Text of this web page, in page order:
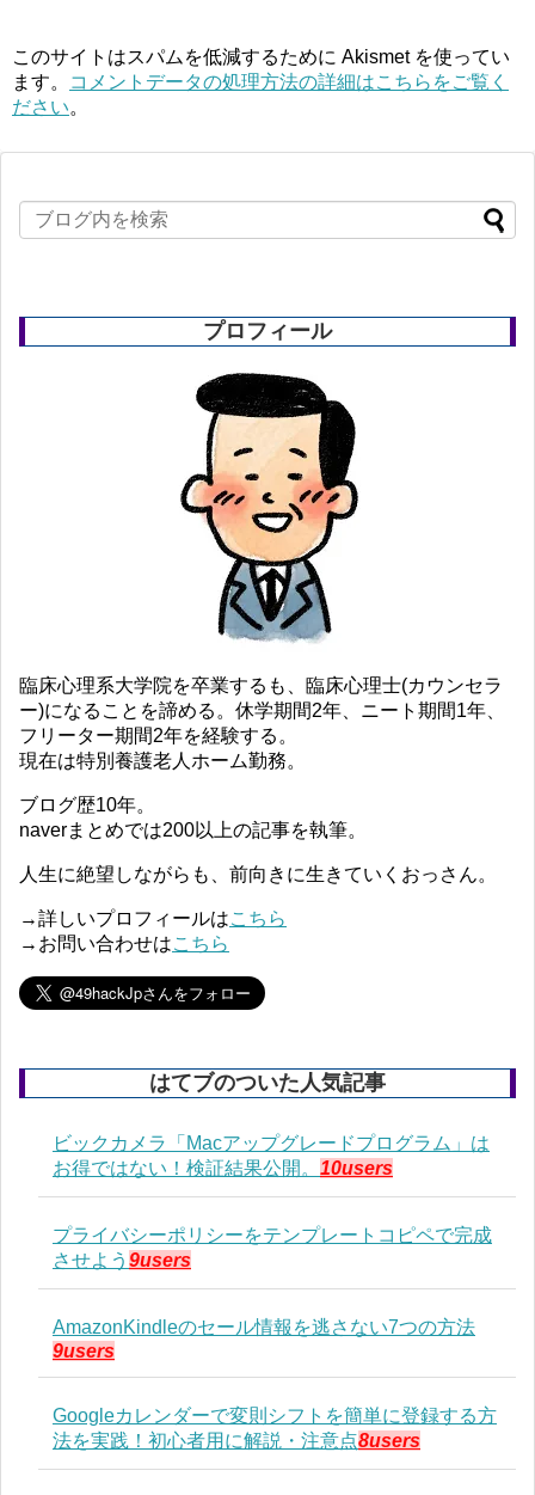
このサイトはスパムを低減するために Akismet を使ってい
ます。
コメントデータの処理方法の詳細はこちらをご覧く
ださい。
プロフィール
臨床心理系大学院を卒業するも、臨床心理士(カウンセラ
ー)になることを諦める。休学期間2年、ニート期間1年、
フリーター期間2年を経験する。
現在は特別養護老人ホーム勤務。
ブログ歴10年。
naverまとめでは200以上の記事を執筆。
人生に絶望しながらも、前向きに生きていくおっさん。
→詳しいプロフィールはこちら
→お問い合わせはこちら
はてブのついた人気記事
ビックカメラ「Macアップグレードプログラム」は
お得ではない！検証結果公開。 10users
プライバシーポリシーをテンプレートコピペで完成
させよう 9users
AmazonKindleのセール情報を逃さない7つの方法
9users
Googleカレンダーで変則シフトを簡単に登録する方
法を実践！初心者用に解説・注意点8users